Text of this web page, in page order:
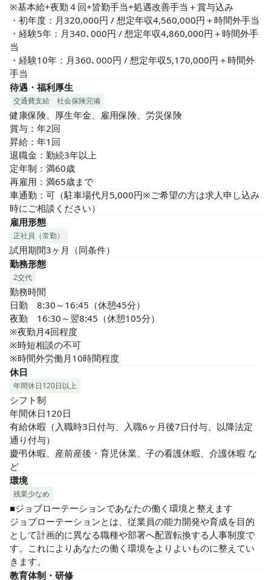
※基本給+夜勤４回+皆勤手当+処遇改善手当＋賞与込み
・初年度：月320,000円 / 想定年収4,560,000円＋時間外手当
・経験5年：月340､000円 / 想定年収4,860,000円＋時間外手
当
・経験10年：月360､000円 / 想定年収5,170,000円＋時間外
手当
待遇・福利厚生
交通費支給 社会保険完備
健康保険、厚生年金、雇用保険、労災保険
賞与：年2回
昇給：年1回
退職金：勤続3年以上
定年制：満60歳
再雇用：満65歳まで
車通勤：可（駐車場代月5,000円※ご希望の方は求人申し込み
時にご相談ください）
雇用形態
正社員（常勤）
試用期間3ヶ月（同条件）
勤務形態
2交代
勤務時間
日勤　8:30～16:45（休憩45分）
夜勤　16:30～翌8:45（休憩105分）
※夜勤月4回程度
※時短相談の不可
※時間外労働月10時間程度
休日
年間休日120日以上
シフト制
年間休日120日
有給休暇（入職時3日付与、入職6ヶ月後7日付与、以降法定
通り付与）
慶弔休暇、産前産後・育児休業、子の看護休暇、介護休暇 な
ど
環境
残業少なめ
■ジョブローテーションであなたの働く環境と整えます
ジョブローテーションとは、従業員の能力開発や育成を目的
として計画的に異なる職種や部署へ配置転換する人事制度で
す。これによりあなたの働く環境をよりよいものに整えてい
きます。
教育体制・研修